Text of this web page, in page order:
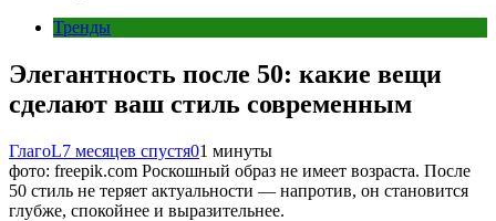
Тренды
Элегантность после 50: какие вещи
сделают ваш стиль современным
ГлагоL7 месяцев спустя01 минуты
фото: freepik.com Роскошный образ не имеет возраста. После
50 стиль не теряет актуальности — напротив, он становится
глубже, спокойнее и выразительнее.